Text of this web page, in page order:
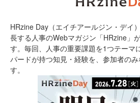
HRzine Day（エイチアールジン・デイ
長する人事のWebマガジン「HRzine」
す。毎回、人事の重要課題を1つテーマ
パードが持つ知見・経験を、参加者の
す。